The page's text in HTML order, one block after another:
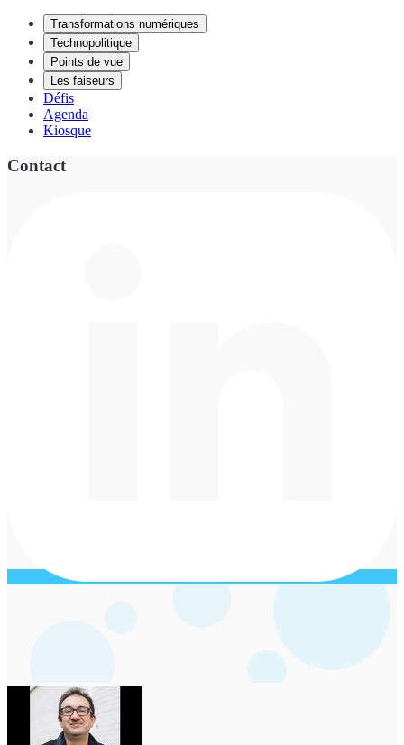
Transformations numériques
Technopolitique
Points de vue
Les faiseurs
Défis
Agenda
Kiosque
Contact